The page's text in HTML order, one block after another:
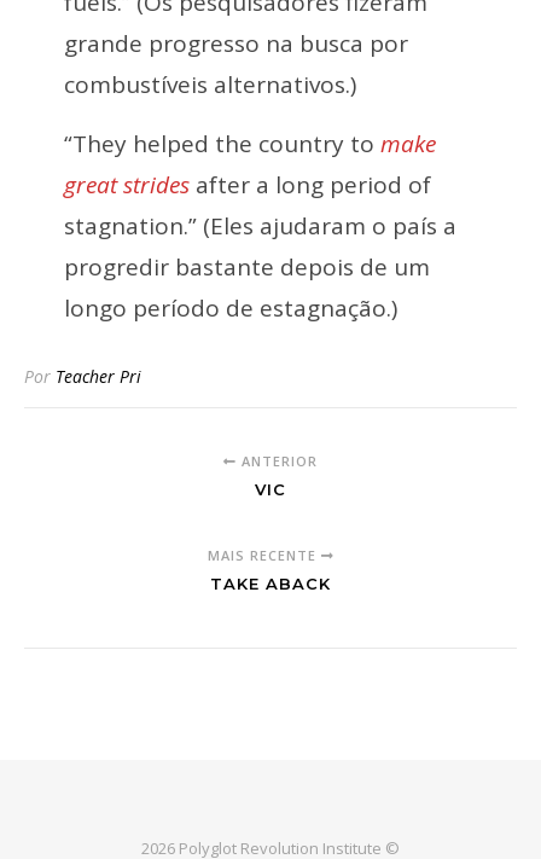
grande progresso na busca por
combustíveis alternativos.)
“They helped the country to make
great stridesafter a long period of
stagnation.” (Eles ajudaram o país a
progredir bastante depois de um
longo período de estagnação.)
Por Teacher Pri
ANTERIOR
VIC
MAIS RECENTE
TAKE ABACK
2026 Polyglot Revolution Institute ©